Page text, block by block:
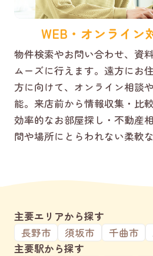
WEB・オンライン
物件検索やお問い合わせ、資
ムーズに行えます。遠方にお
方に向けて、オンライン相談
能。来店前から情報収集・比
効率的なお部屋探し・不動産
間や場所にとらわれない柔軟
主要エリアから探す
長野市
須坂市 千曲市
主要駅から探す